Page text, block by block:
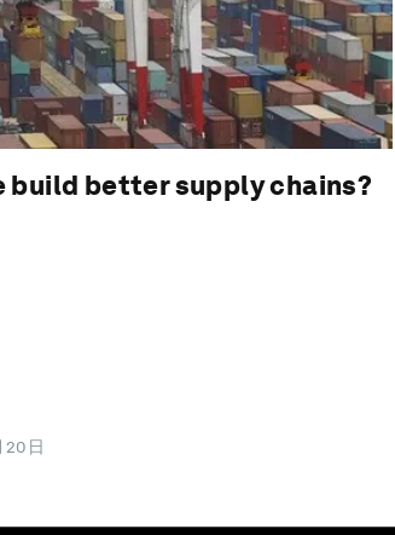
build better supply chains?
20日